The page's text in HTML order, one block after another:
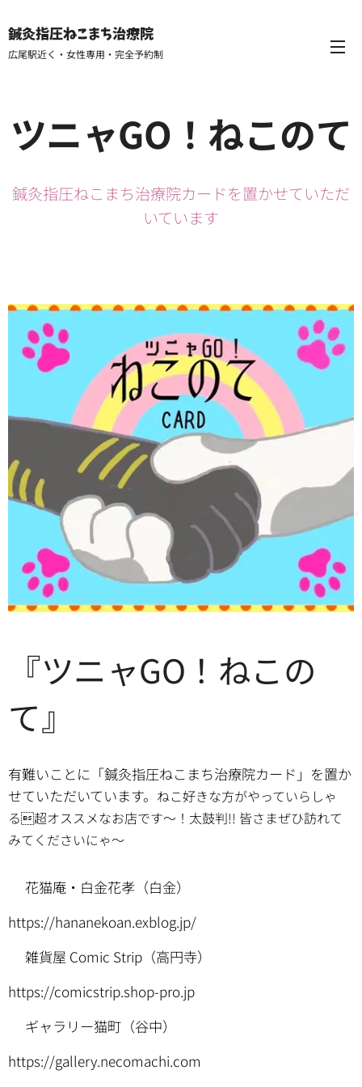
鍼灸指圧ねこまち治療院
広尾駅近く・女性専用・完全予約制
ツニャGO！ねこのて
鍼灸指圧ねこまち治療院カードを置かせていただ
いています
『ツニャGO！ねこの
て』
有難いことに「鍼灸指圧ねこまち治療院カード」を置か
せていただいています。 ねこ好きな方がやっていらしゃ
る超オススメなお店です〜！太鼓判!! 皆さまぜひ訪れて
みてくださいにゃ〜
⚫︎花猫庵・白金花孝（白金）
https://hananekoan.exblog.jp/
⚫︎雑貨屋 Comic Strip（高円寺）
https://comicstrip.shop-pro.jp
⚫︎ギャラリー猫町（谷中）
https://gallery.necomachi.com